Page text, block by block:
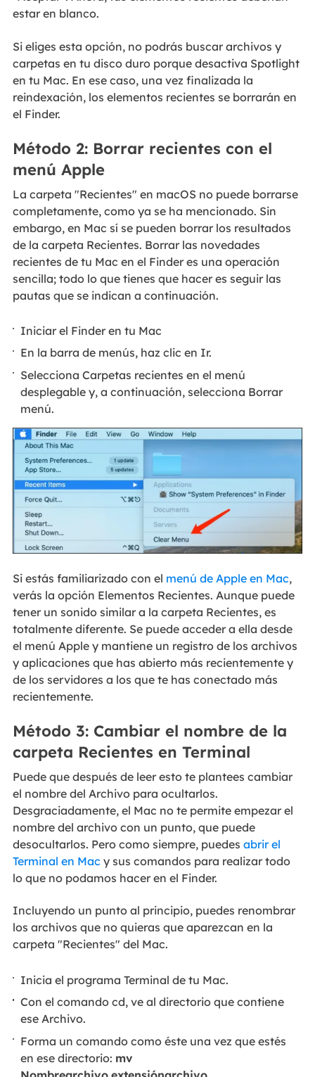
estar en blanco.
Si eliges esta opción, no podrás buscar archivos y
carpetas en tu disco duro porque desactiva Spotlight
en tu Mac. En ese caso, una vez finalizada la
reindexación, los elementos recientes se borrarán en
el Finder.
Método 2: Borrar recientes con el
menú Apple
La carpeta "Recientes" en macOS no puede borrarse
completamente, como ya se ha mencionado. Sin
embargo, en Mac sí se pueden borrar los resultados
de la carpeta Recientes. Borrar las novedades
recientes de tu Mac en el Finder es una operación
sencilla; todo lo que tienes que hacer es seguir las
pautas que se indican a continuación.
Iniciar el Finder en tu Mac
En la barra de menús, haz clic en Ir.
Selecciona Carpetas recientes en el menú
desplegable y, a continuación, selecciona Borrar
menú.
Si estás familiarizado con el menú de Apple en Mac,
verás la opción Elementos Recientes. Aunque puede
tener un sonido similar a la carpeta Recientes, es
totalmente diferente. Se puede acceder a ella desde
el menú Apple y mantiene un registro de los archivos
y aplicaciones que has abierto más recientemente y
de los servidores a los que te has conectado más
recientemente.
Método 3: Cambiar el nombre de la
carpeta Recientes en Terminal
Puede que después de leer esto te plantees cambiar
el nombre del Archivo para ocultarlos.
Desgraciadamente, el Mac no te permite empezar el
nombre del archivo con un punto, que puede
desocultarlos. Pero como siempre, puedes abrir el
Terminal en Mac y sus comandos para realizar todo
lo que no podamos hacer en el Finder.
Incluyendo un punto al principio, puedes renombrar
los archivos que no quieras que aparezcan en la
carpeta "Recientes" del Mac.
Inicia el programa Terminal de tu Mac.
Con el comando cd, ve al directorio que contiene
ese Archivo.
Forma un comando como éste una vez que estés
en ese directorio: mv